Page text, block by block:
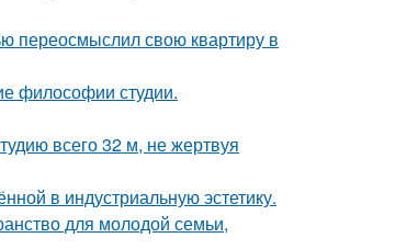
переосмыслил свою квартиру в
философии студии.
всего 32 м, не жертвуя
в индустриальную эстетику.
для молодой семьи,